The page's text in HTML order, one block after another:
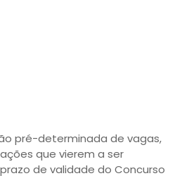
pré-determinada de vagas,
que vierem a ser
de validade do Concurso